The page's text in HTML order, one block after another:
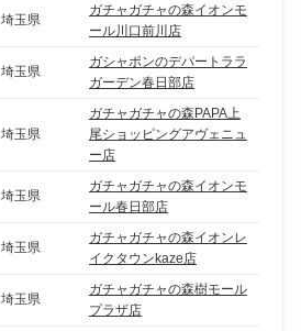
埼玉県
ガチャガチャの森イオンモ
ール川口前川店
埼玉県
ガシャポンのデパートララ
ガーデン春日部店
埼玉県
ガチャガチャの森PAPA上
尾ショッピングアヴェニュ
ー店
埼玉県
ガチャガチャの森イオンモ
ール春日部店
埼玉県
ガチャガチャの森イオンレ
イクタウンkaze店
埼玉県
ガチャガチャの森樹モール
プラザ店